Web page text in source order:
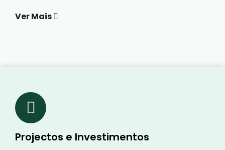
Ver Mais
Projectos e Investimentos